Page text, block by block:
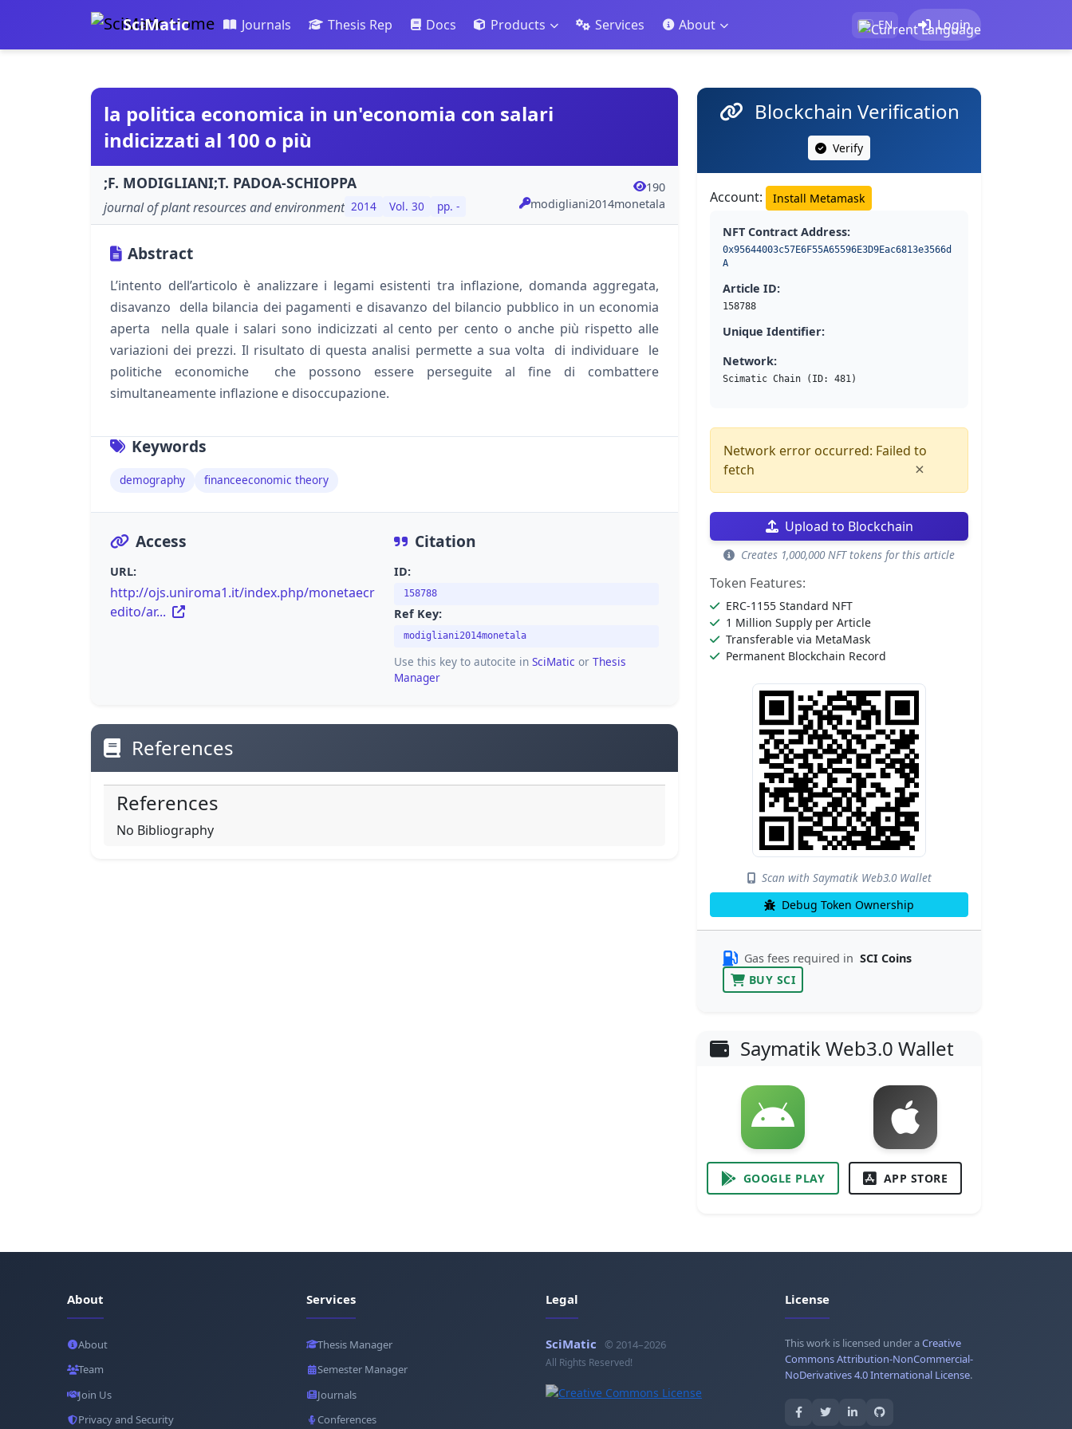
SciMatic Journals Thesis Rep Docs Products Services About EN Login
la politica economica in un'economia con salari
indicizzati al 100 o più
;F. MODIGLIANI;T. PADOA-SCHIOPPA
journal of plant resources and environment 2014 Vol. 30 pp. -
190
modigliani2014monetala
Abstract
L’intento dell’articolo è analizzare i legami esistenti tra inflazione, domanda aggregata,
disavanzo della bilancia dei pagamenti e disavanzo del bilancio pubblico in un economia
aperta nella quale i salari sono indicizzati al cento per cento o anche più rispetto alle
variazioni dei prezzi. Il risultato di questa analisi permette a sua volta di individuare le
politiche economiche che possono essere perseguite al fine di combattere
simultaneamente inflazione e disoccupazione.
Keywords
demography financeeconomic theory
Access
URL:
http://ojs.uniroma1.it/index.php/monetaecr
edito/ar...
Citation
ID:
158788
Ref Key:
modigliani2014monetala
Use this key to autocite in SciMatic or Thesis
Manager
References
References
No Bibliography
Blockchain Verification
Verify
Account: Install Metamask
NFT Contract Address:
0x95644003c57E6F55A65596E3D9Eac6813e3566d
A
Article ID:
158788
Unique Identifier:
Network:
Scimatic Chain (ID: 481)
Network error occurred: Failed to
fetch
×
Upload to Blockchain
Creates 1,000,000 NFT tokens for this article
Token Features:
ERC-1155 Standard NFT
1 Million Supply per Article
Transferable via MetaMask
Permanent Blockchain Record
Scan with Saymatik Web3.0 Wallet
Debug Token Ownership
Gas fees required in SCI Coins
BUY SCI
Saymatik Web3.0 Wallet
GOOGLE PLAY APP STORE
About
About
Team
Join Us
Privacy and Security
Services
Thesis Manager
Semester Manager
Journals
Conferences
Legal
SciMatic © 2014–2026
All Rights Reserved!
License
This work is licensed under aCreative
Commons Attribution-NonCommercial-
NoDerivatives 4.0 International License.